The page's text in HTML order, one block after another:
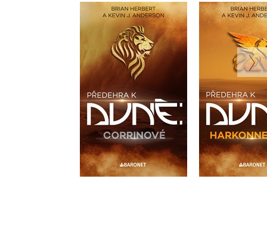
Corrinové
Brian Herbert
Do košíku
599 Kč
479 Kč
Brian
Do
479 Kč